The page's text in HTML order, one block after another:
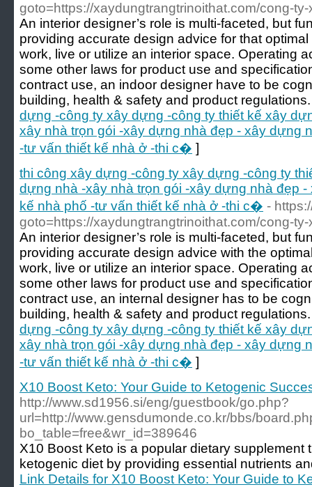
goto=https://xaydungtrangtrinoithat.com/cong-
An interior designer’s role is multi-faceted, but
providing accurate design advice for that
work, live or utilize an interior space. Operating
some other laws for product use and
contract use, an indoor designer have to be
building, health & safety and product
dựng -công ty xây dựng -công ty thiết kế xây
xây nhà trọn gói -xây dựng nhà đẹp - xây dựng
-tư vấn thiết kế nhà ở -thi c� ]
thi công xây dựng -công ty xây dựng -công ty
dựng nhà -xây nhà trọn gói -xây dựng nhà đẹp
kế nhà phố -tư vấn thiết kế nhà ở -thi c� -
goto=https://xaydungtrangtrinoithat.com/cong-
An interior designer’s role is multi-faceted, but
providing accurate design advice with the
work, live or utilize an interior space. Operating
some other laws for product use and
contract use, an internal designer has to be
building, health & safety and product
dựng -công ty xây dựng -công ty thiết kế xây
xây nhà trọn gói -xây dựng nhà đẹp - xây dựng
-tư vấn thiết kế nhà ở -thi c� ]
X10 Boost Keto: Your Guide to Ketogenic
http://www.sd1956.si/eng/guestbook/go.php?
url=http://www.gensdumonde.co.kr/bbs/
bo_table=free&wr_id=389646
X10 Boost Keto is a popular dietary supplement
ketogenic diet by providing essential nutrients
Link Details for X10 Boost Keto: Your Guide to